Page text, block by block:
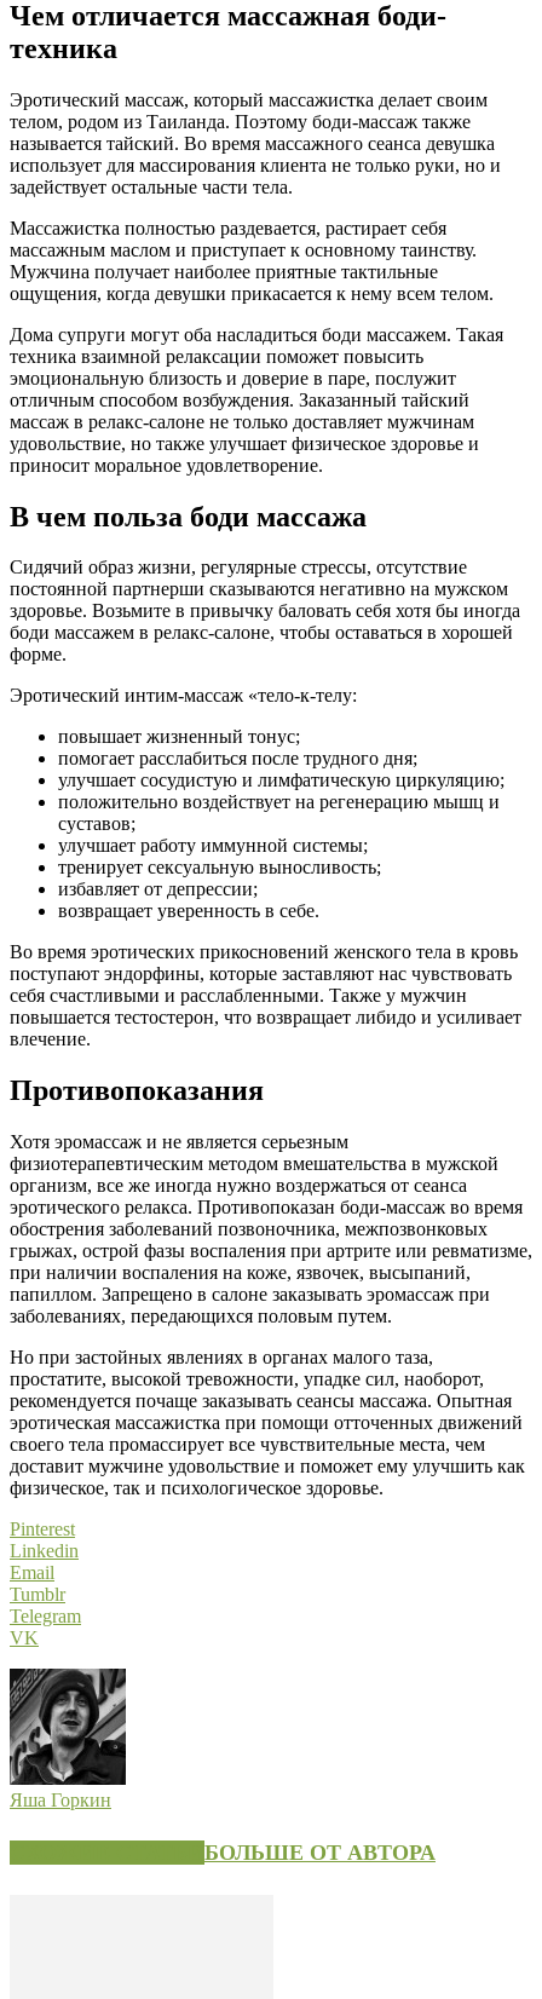
Чем отличается массажная боди-
техника
Эротический массаж, который массажистка делает своим
телом, родом из Таиланда. Поэтому боди-массаж также
называется тайский. Во время массажного сеанса девушка
использует для массирования клиента не только руки, но и
задействует остальные части тела.
Массажистка полностью раздевается, растирает себя
массажным маслом и приступает к основному таинству.
Мужчина получает наиболее приятные тактильные
ощущения, когда девушки прикасается к нему всем телом.
Дома супруги могут оба насладиться боди массажем. Такая
техника взаимной релаксации поможет повысить
эмоциональную близость и доверие в паре, послужит
отличным способом возбуждения. Заказанный тайский
массаж в релакс-салоне не только доставляет мужчинам
удовольствие, но также улучшает физическое здоровье и
приносит моральное удовлетворение.
В чем польза боди массажа
Сидячий образ жизни, регулярные стрессы, отсутствие
постоянной партнерши сказываются негативно на мужском
здоровье. Возьмите в привычку баловать себя хотя бы иногда
боди массажем в релакс-салоне, чтобы оставаться в хорошей
форме.
Эротический интим-массаж «тело-к-телу:
повышает жизненный тонус;
помогает расслабиться после трудного дня;
улучшает сосудистую и лимфатическую циркуляцию;
положительно воздействует на регенерацию мышц и
суставов;
улучшает работу иммунной системы;
тренирует сексуальную выносливость;
избавляет от депрессии;
возвращает уверенность в себе.
Во время эротических прикосновений женского тела в кровь
поступают эндорфины, которые заставляют нас чувствовать
себя счастливыми и расслабленными. Также у мужчин
повышается тестостерон, что возвращает либидо и усиливает
влечение.
Противопоказания
Хотя эромассаж и не является серьезным
физиотерапевтическим методом вмешательства в мужской
организм, все же иногда нужно воздержаться от сеанса
эротического релакса. Противопоказан боди-массаж во время
обострения заболеваний позвоночника, межпозвонковых
грыжах, острой фазы воспаления при артрите или ревматизме,
при наличии воспаления на коже, язвочек, высыпаний,
папиллом. Запрещено в салоне заказывать эромассаж при
заболеваниях, передающихся половым путем.
Но при застойных явлениях в органах малого таза,
простатите, высокой тревожности, упадке сил, наоборот,
рекомендуется почаще заказывать сеансы массажа. Опытная
эротическая массажистка при помощи отточенных движений
своего тела промассирует все чувствительные места, чем
доставит мужчине удовольствие и поможет ему улучшить как
физическое, так и психологическое здоровье.
Pinterest
Linkedin
Email
Tumblr
Telegram
VK
Яша Горкин
БОЛЬШЕ ОТ АВТОРА